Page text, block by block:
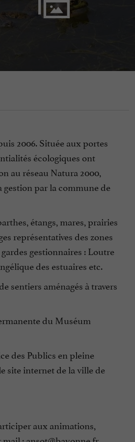
2006. Située aux portes
écologiques ont
au réseau Natura 2000,
gestion par la commune de
étangs, mares, prairies
représentatives des zones
gestionnaires : Loutre
des estuaires etc.
sentiers aménagés à travers
du Muséum
des Publics en pleine
site internet de la ville de
aux animations,